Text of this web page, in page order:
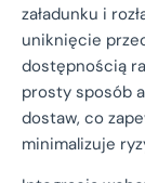
załadunku i
uniknięcie
dostępnością
prosty sposób
dostaw, co
minimalizuje